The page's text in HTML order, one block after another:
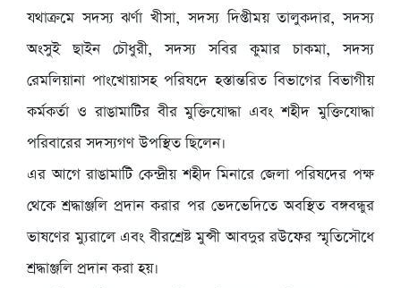
যথাক্রমে সদস্য ঝর্ণা খীসা, সদস্য দিপ্তীময় তালুকদার, সদস্য
অংসুই ছাইন চৌধুরী, সদস্য সবির কুমার চাকমা, সদস্য
রেমলিয়ানা পাংখোয়াসহ পরিষদে হস্তান্তরিত বিভাগের বিভাগীয়
কর্মকর্তা ও রাঙামাটির বীর মুক্তিযোদ্ধা এবং শহীদ মুক্তিযোদ্ধা
পরিবারের সদস্যগণ উপস্থিত ছিলেন।
এর আগে রাঙামাটি কেন্দ্রীয় শহীদ মিনারে জেলা পরিষদের পক্ষ
থেকে শ্রদ্ধাঞ্জলি প্রদান করার পর ভেদভেদিতে অবস্থিত বঙ্গবন্ধুর
ভাষণের ম্যুরালে এবং বীরশ্রেষ্ট মুন্সী আবদুর রউফের স্মৃতিসৌধে
শ্রদ্ধাঞ্জলি প্রদান করা হয়।